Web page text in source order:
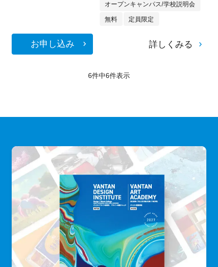
オープンキャンパス/学校説明会
無料 定員限定
お申し込み 詳しくみる
6件中6件表示